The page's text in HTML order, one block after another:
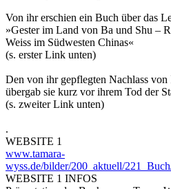
Von ihr erschien ein Buch über das
»Gester im Land von Ba und Shu –
Weiss im Südwesten Chinas«
(s. erster Link unten)
Den von ihr gepflegten Nachlass
übergab sie kurz vor ihrem Tod der
(s. zweiter Link unten)
.
WEBSITE 1
www.tamara-
wyss.de/bilder/200_aktuell/
WEBSITE 1 INFOS